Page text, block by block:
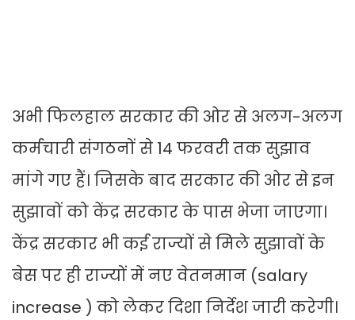
अभी फिलहाल सरकार की ओर से अलग-अलग
कर्मचारी संगठनों से 14 फरवरी तक सुझाव
मांगे गए हैं। जिसके बाद सरकार की ओर से इन
सुझावों को केंद्र सरकार के पास भेजा जाएगा।
केंद्र सरकार भी कई राज्यों से मिले सुझावों के
बेस पर ही राज्यों में नए वेतनमान (salary
increase ) को लेकर दिशा निर्देश जारी करेगी।